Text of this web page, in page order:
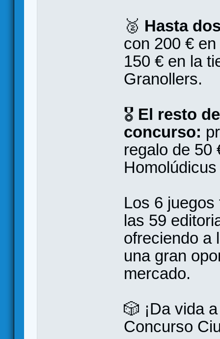
🥈 Hasta
con 200 €
150 € en la
Granollers.
🎖️ El resto
concurso:
regalo de 50
Los 6
las 59
ofreciendo a
una gran
mercado.
🎲 ¡Da vida
Concurso